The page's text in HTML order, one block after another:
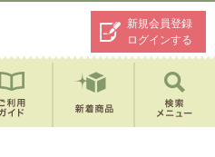
新規会員登録
ログインする